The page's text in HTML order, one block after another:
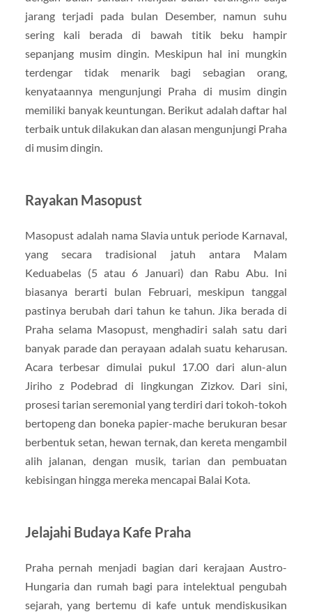
jarang terjadi pada bulan Desember, namun suhu
sering kali berada di bawah titik beku hampir
sepanjang musim dingin. Meskipun hal ini mungkin
terdengar tidak menarik bagi sebagian orang,
kenyataannya mengunjungi Praha di musim dingin
memiliki banyak keuntungan. Berikut adalah daftar hal
terbaik untuk dilakukan dan alasan mengunjungi Praha
di musim dingin.
Rayakan Masopust
Masopust adalah nama Slavia untuk periode Karnaval,
yang secara tradisional jatuh antara Malam
Keduabelas (5 atau 6 Januari) dan Rabu Abu. Ini
biasanya berarti bulan Februari, meskipun tanggal
pastinya berubah dari tahun ke tahun. Jika berada di
Praha selama Masopust, menghadiri salah satu dari
banyak parade dan perayaan adalah suatu keharusan.
Acara terbesar dimulai pukul 17.00 dari alun-alun
Jiriho z Podebrad di lingkungan Zizkov. Dari sini,
prosesi tarian seremonial yang terdiri dari tokoh-tokoh
bertopeng dan boneka papier-mache berukuran besar
berbentuk setan, hewan ternak, dan kereta mengambil
alih jalanan, dengan musik, tarian dan pembuatan
kebisingan hingga mereka mencapai Balai Kota.
Jelajahi Budaya Kafe Praha
Praha pernah menjadi bagian dari kerajaan Austro-
Hungaria dan rumah bagi para intelektual pengubah
sejarah, yang bertemu di kafe untuk mendiskusikan